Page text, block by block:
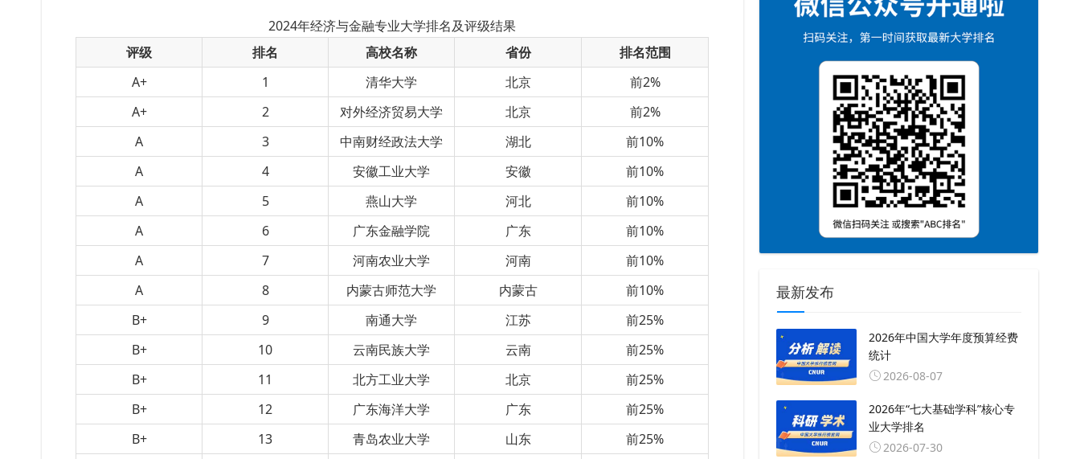
2024年经济与金融专业大学排名及评级结果
评级
排名 高校名称 省份
排名范围
A+
1 清华大学 北京
前2%
A+
2 对外经济贸易大学 北京
前2%
A
3 中南财经政法大学 湖北
前10%
A
4 安徽工业大学 安徽
前10%
A
5 燕山大学 河北
前10%
A
6 广东金融学院 广东
前10%
A
7 河南农业大学 河南
前10%
A
8 内蒙古师范大学 内蒙古
前10%
B+
9 南通大学 江苏
前25%
B+
10 云南民族大学 云南
前25%
B+
11 北方工业大学 北京
前25%
B+
12 广东海洋大学 广东
前25%
B+
13 青岛农业大学 山东
前25%
最新发布
2026年中国大学年度预算经费
统计
2026-08-07
2026年“七大基础学科”核心专
业大学排名
2026-07-30